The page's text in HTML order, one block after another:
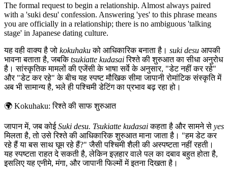
The formal request to begin a relationship. Almost always paired
with a 'suki desu' confession. Answering 'yes' to this phrase means
you are officially in a relationship; there is no ambiguous 'talking
stage' in Japanese dating culture.
यह वही वाक्य है जो kokuhakuको आधिकारिक बनाता है। suki desu आपकी
भावना बताता है, जबकिtsukiatte kudasaiरिश्ते की शुरुआत का सीधा अनुरोध
है। सांस्कृतिक मामलों की एजेंसी के भाषा सर्वे के अनुसार, "डेट नहीं कर रहे"
और "डेट कर रहे" के बीच यह स्पष्ट मौखिक सीमा जापानी रोमांटिक संस्कृति में
अब भी सामान्य है, भले ही पश्चिमी डेटिंग का प्रभाव बढ़ रहा हो।
🌍 Kokuhaku: रिश्ते की साफ शुरुआत
जापान में, जब कोईSuki desu. Tsukiatte kudasaiकहता है और सामने से yes
मिलता है, तो उसे रिश्ते की आधिकारिक शुरुआत माना जाता है। "हम डेट कर
रहे हैं या बस साथ घूम रहे हैं?" जैसी पश्चिमी शैली की अस्पष्टता नहीं रहती।
यह स्पष्टता राहत दे सकती है, लेकिन इज़हार वाले पल का दबाव बहुत होता है,
इसलिए यह एनीमे, मंगा, और जापानी फिल्मों में इतना दिखता है।